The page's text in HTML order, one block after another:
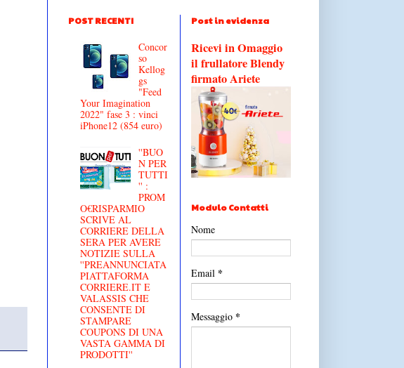
POST RECENTI
Concor
so
Kellog
gs
"Feed
Your Imagination
2022" fase 3 : vinci
iPhone12 (854 euro)
''BUO
N PER
TUTTI
'' :
PROM
O€RISPARMIO
SCRIVE AL
CORRIERE DELLA
SERA PER AVERE
NOTIZIE SULLA
''PREANNUNCIATA
PIATTAFORMA
CORRIERE.IT E
VALASSIS CHE
CONSENTE DI
STAMPARE
COUPONS DI UNA
VASTA GAMMA DI
PRODOTTI''
Post in evidenza
Ricevi in Omaggio
il frullatore Blendy
firmato Ariete
Modulo Contatti
Nome
Email *
Messaggio *